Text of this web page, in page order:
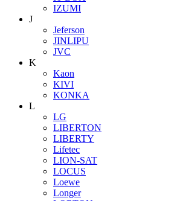
IZUMI
J
Jeferson
JINLIPU
JVC
K
Kaon
KIVI
KONKA
L
LG
LIBERTON
LIBERTY
Lifetec
LION-SAT
LOCUS
Loewe
Longer